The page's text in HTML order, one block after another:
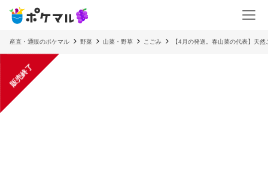
産直・通販のポケマル 野菜 山菜・野草 こごみ 【4月の発送。春山菜の代表】天
販売終了